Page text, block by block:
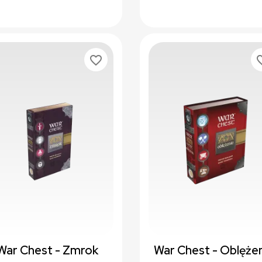
Chest - Zmrok
favorite_border
War Chest -